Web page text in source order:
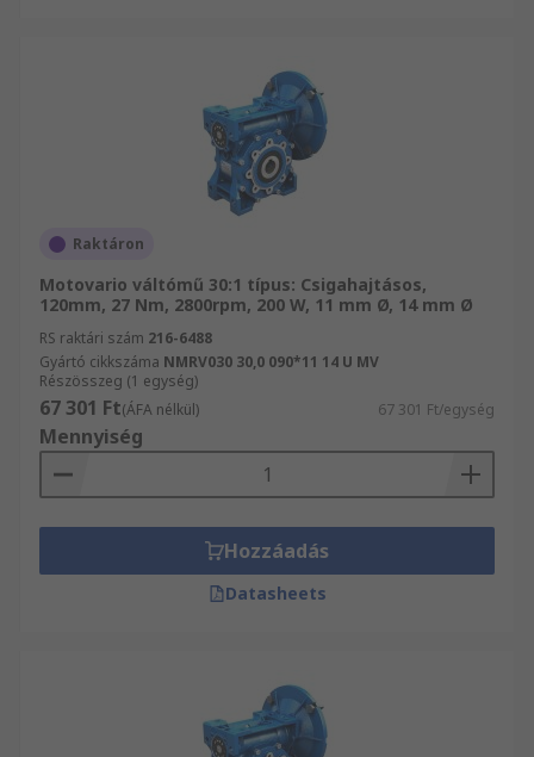
Raktáron
Motovario váltómű 30:1 típus: Csigahajtásos,
120mm, 27 Nm, 2800rpm, 200 W, 11 mm Ø, 14 mm Ø
RS raktári szám 216-6488
Gyártó cikkszáma NMRV030 30,0 090*11 14 U MV
Részösszeg (1 egység)
67 301 Ft(ÁFA nélkül) 67 301 Ft/egység
Mennyiség
Hozzáadás
Datasheets